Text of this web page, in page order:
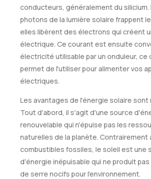
conducteurs, généralement du silicium.
photons de la lumière solaire frappent
elles libèrent des électrons qui créent
électrique. Ce courant est ensuite
électricité utilisable par un onduleur, ce
permet de l'utiliser pour alimenter vos
électriques.
Les avantages de l'énergie solaire sont
Tout d'abord, il s'agit d'une source
renouvelable qui n'épuise pas les
naturelles de la planète. Contrairement
combustibles fossiles, le soleil est une
d'énergie inépuisable qui ne produit
de serre nocifs pour l'environnement.